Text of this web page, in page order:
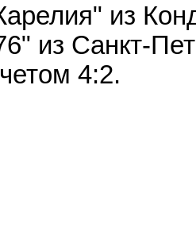
из
из Санкт-
4:2.